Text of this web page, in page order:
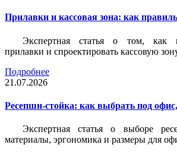
Прилавки и кассовая зона: как
Экспертная статья о том, как
прилавки и спроектировать кассовую
Подробнее
21.07.2026
Ресепшн-стойка: как выбрать под
Экспертная статья о выборе
материалы, эргономика и размеры для